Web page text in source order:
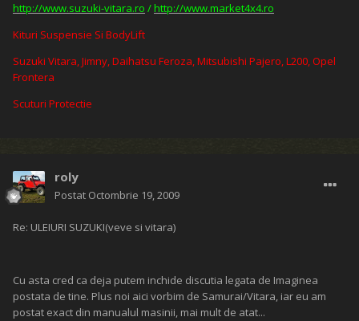
http://www.suzuki-vitara.ro /http://www.market4x4.ro
Kituri Suspensie Si BodyLift
Suzuki Vitara, Jimny, Daihatsu Feroza, Mitsubishi Pajero, L200, Opel
Frontera
Scuturi Protectie
roly
Postat Octombrie 19, 2009
Re: ULEIURI SUZUKI(veve si vitara)
Cu asta cred ca deja putem inchide discutia legata de Imaginea
postata de tine. Plus noi aici vorbim de Samurai/Vitara, iar eu am
postat exact din manualul masinii, mai mult de atat...